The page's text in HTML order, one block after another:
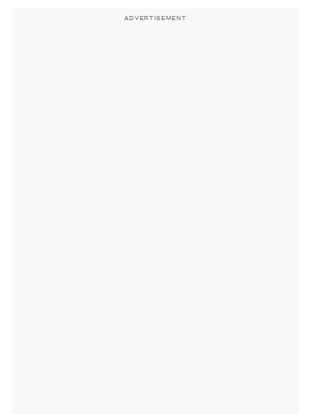
ADVERTISEMENT